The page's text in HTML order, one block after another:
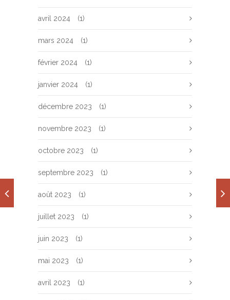
avril 2024 (1)
mars 2024 (1)
février 2024 (1)
janvier 2024 (1)
décembre 2023 (1)
novembre 2023 (1)
octobre 2023 (1)
septembre 2023 (1)
août 2023 (1)
juillet 2023 (1)
juin 2023 (1)
mai 2023 (1)
avril 2023 (1)